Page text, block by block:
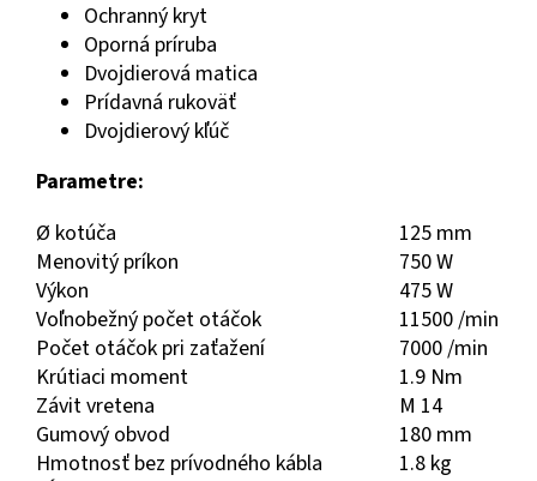
Ochranný kryt
Oporná príruba
Dvojdierová matica
Prídavná rukoväť
Dvojdierový kľúč
Parametre:
Ø kotúča
125 mm
Menovitý príkon
750 W
Výkon
475 W
Voľnobežný počet otáčok
11500 /min
Počet otáčok pri zaťažení
7000 /min
Krútiaci moment
1.9 Nm
Závit vretena
M 14
Gumový obvod
180 mm
Hmotnosť bez prívodného kábla
1.8 kg